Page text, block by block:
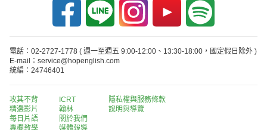
電話：02-2727-1778 ( 週一至週五 9:00-12:00、13:30-18:00，國定假日除外 )
E-mail：service@hopenglish.com
統編：24746401
攻其不背
精選影片
每日片語
專欄教學
ICRT
翰林
關於我們
媒體報導
隱私權與服務條款
說明與導覽